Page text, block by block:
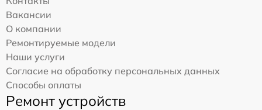
Вакансии
О компании
Ремонтируемые модели
Наши услуги
Согласие на обработку персональных данных
Способы оплаты
Ремонт устройств